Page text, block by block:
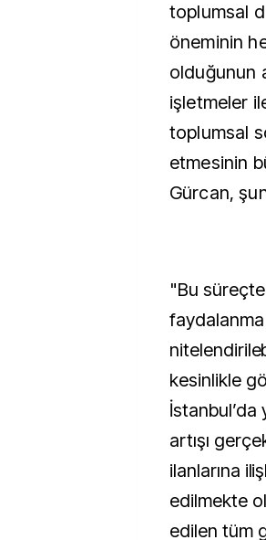
toplumsal
öneminin
olduğunun
işletmeler
toplumsal
etmesinin
Gürcan,
"Bu süreçte
faydalanma
kesinlikle
artışı
ilanlarına
edilmekte
edilen tüm